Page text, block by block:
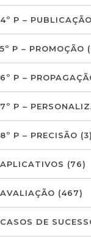
4º P – PUBLICAÇÃO
5º P – PROMOÇÃO
6º P –
7º P –
8º P – PRECISÃO (3)
APLICATIVOS (76)
AVALIAÇÃO (467)
CASOS DE